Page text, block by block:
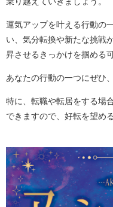
運気アップを叶える行動の
い、気分転換や新たな挑戦
昇させるきっかけを掴める
あなたの行動の一つにぜひ
特に、転職や転居をする場
できますので、好転を望め